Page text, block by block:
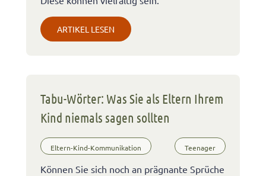
ARTIKEL LESEN
Tabu-Wörter: Was Sie als Eltern Ihrem
Kind niemals sagen sollten
Eltern-Kind-Kommunikation Teenager
Können Sie sich noch an prägnante Sprüche